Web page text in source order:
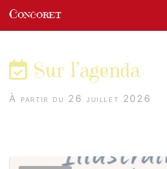
Concoret
Sur l’agenda
À partir du 26 juillet 2026
Panneau de gestion des cookies